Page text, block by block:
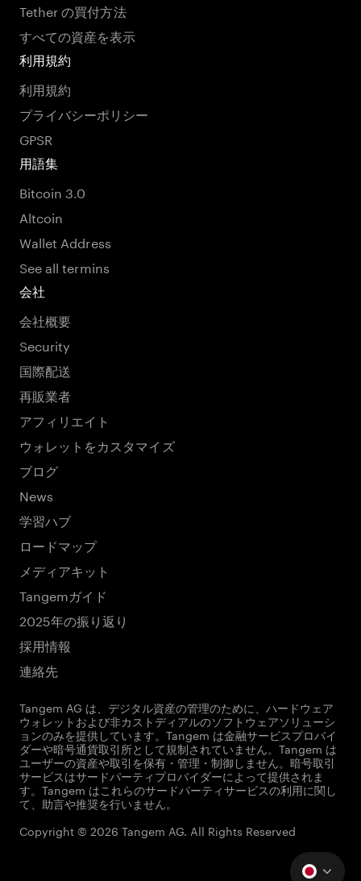
Tether の買付方法
すべての資産を表示
利用規約
利用規約
プライバシーポリシー
GPSR
用語集
Bitcoin 3.0
Altcoin
Wallet Address
See all termins
会社
会社概要
Security
国際配送
再販業者
アフィリエイト
ウォレットをカスタマイズ
ブログ
News
学習ハブ
ロードマップ
メディアキット
Tangemガイド
2025年の振り返り
採用情報
連絡先
Tangem AG は、デジタル資産の管理のために、ハードウェア
ウォレットおよび非カストディアルのソフトウェアソリューシ
ョンのみを提供しています。Tangem は金融サービスプロバイ
ダーや暗号通貨取引所として規制されていません。Tangem は
ユーザーの資産や取引を保有・管理・制御しません。暗号取引
サービスはサードパーティプロバイダーによって提供されま
す。Tangem はこれらのサードパーティサービスの利用に関し
て、助言や推奨を行いません。